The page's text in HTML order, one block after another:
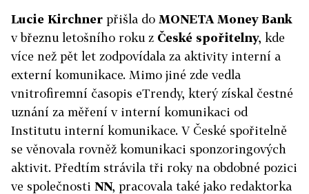
Lucie Kirchner přišla do MONETA Money Bank
v březnu letošního roku z České spořitelny, kde
více než pět let zodpovídala za aktivity interní a
externí komunikace. Mimo jiné zde vedla
vnitrofiremní časopis eTrendy, který získal čestné
uznání za měření v interní komunikaci od
Institutu interní komunikace. V České spořitelně
se věnovala rovněž komunikaci sponzoringových
aktivit. Předtím strávila tři roky na obdobné pozici
ve společnosti NN, pracovala také jako redaktorka